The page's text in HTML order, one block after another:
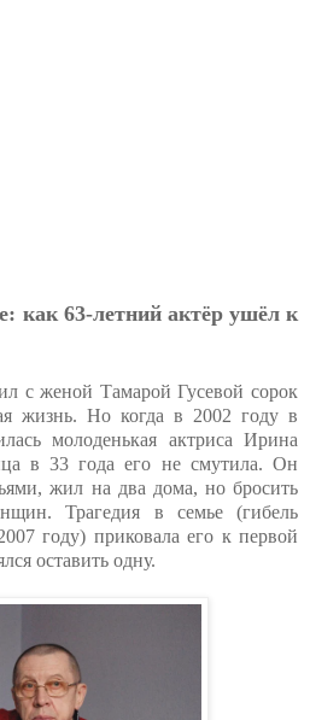
как 63-летний актёр ушёл к
с женой Тамарой Гусевой сорок
жизнь. Но когда в 2002 году в
молоденькая актриса Ирина
в 33 года его не смутила. Он
жил на два дома, но бросить
Трагедия в семье (гибель
году) приковала его к первой
оставить одну.